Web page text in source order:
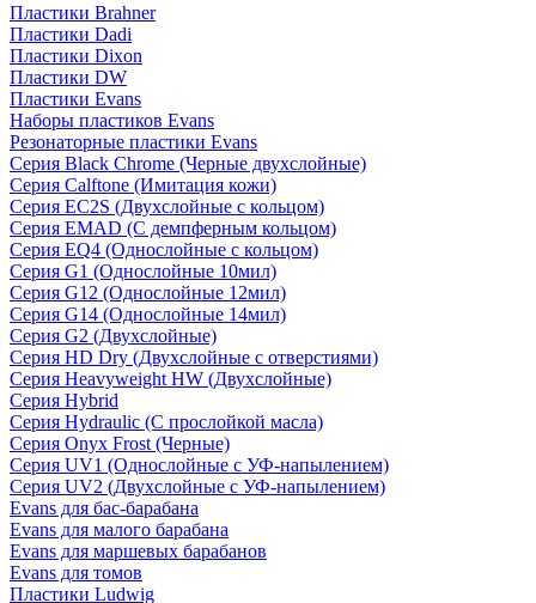
Пластики Brahner
Пластики Dadi
Пластики Dixon
Пластики DW
Пластики Evans
Наборы пластиков Evans
Резонаторные пластики Evans
Серия Black Chrome (Черные двухслойные)
Серия Calftone (Имитация кожи)
Серия EC2S (Двухслойные с кольцом)
Серия EMAD (С демпферным кольцом)
Серия EQ4 (Однослойные с кольцом)
Серия G1 (Однослойные 10мил)
Серия G12 (Однослойные 12мил)
Серия G14 (Однослойные 14мил)
Серия G2 (Двухслойные)
Серия HD Dry (Двухслойные с отверстиями)
Серия Heavyweight HW (Двухслойные)
Серия Hybrid
Серия Hydraulic (С прослойкой масла)
Серия Onyx Frost (Черные)
Серия UV1 (Однослойные с УФ-напылением)
Серия UV2 (Двухслойные с УФ-напылением)
Evans для бас-барабана
Evans для малого барабана
Evans для маршевых барабанов
Evans для томов
Пластики Ludwig